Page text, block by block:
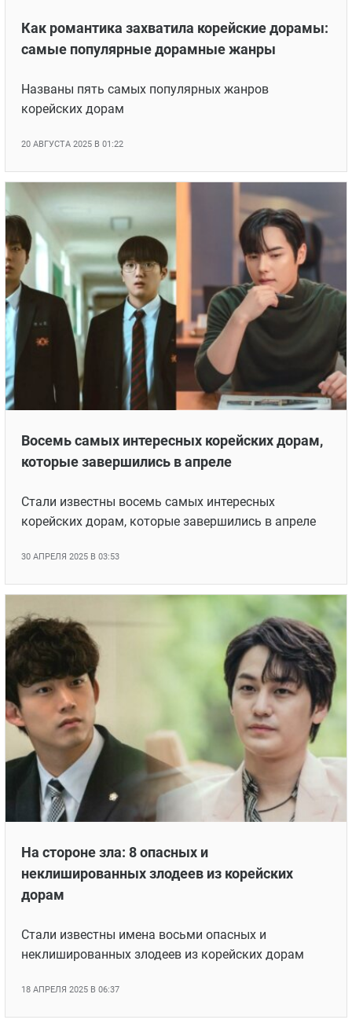
Как романтика захватила корейские дорамы:
самые популярные дорамные жанры
Названы пять самых популярных жанров
корейских дорам
20 АВГУСТА 2025 В 01:22
Восемь самых интересных корейских дорам,
которые завершились в апреле
Стали известны восемь самых интересных
корейских дорам, которые завершились в апреле
30 АПРЕЛЯ 2025 В 03:53
На стороне зла: 8 опасных и
неклишированных злодеев из корейских
дорам
Стали известны имена восьми опасных и
неклишированных злодеев из корейских дорам
18 АПРЕЛЯ 2025 В 06:37